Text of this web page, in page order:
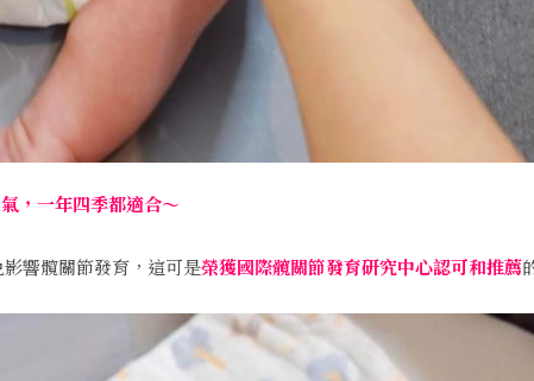
，一年四季都適合～
響髖關節發育，這可是榮獲國際髖關節發育研究中心認可和推薦